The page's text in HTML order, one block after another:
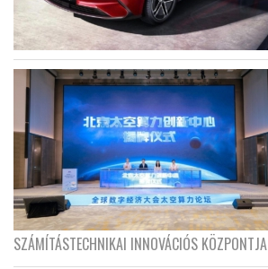
SZÁMÍTÁSTECHNIKAI INNOVÁCIÓS KÖZPONTJA